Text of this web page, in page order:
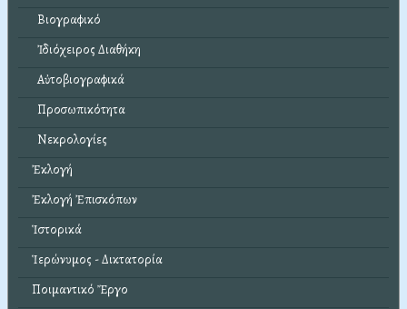
Βιογραφικό
Ἰδιόχειρος Διαθήκη
Αὐτοβιογραφικά
Προσωπικότητα
Νεκρολογίες
Ἐκλογή
Ἐκλογή Ἐπισκόπων
Ἱστορικά
Ἱερώνυμος - Δικτατορία
Ποιμαντικό Ἔργο